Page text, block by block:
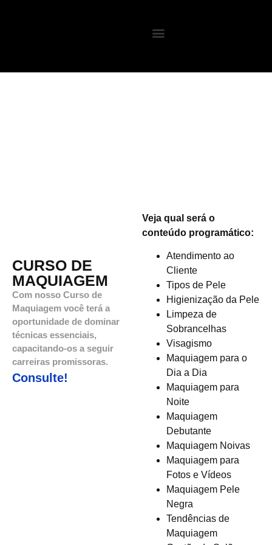
CURSO DE
MAQUIAGEM
Com nosso Curso de
Maquiagem você terá a
oportunidade de dominar
técnicas essenciais,
capacitando-os a seguir
carreiras promissoras.
Consulte!
Veja qual será o
conteúdo programático:
Atendimento ao
Cliente
Tipos de Pele
Higienização da Pele
Limpeza de
Sobrancelhas
Visagismo
Maquiagem para o
Dia a Dia
Maquiagem para
Noite
Maquiagem
Debutante
Maquiagem Noivas
Maquiagem para
Fotos e Vídeos
Maquiagem Pele
Negra
Tendências de
Maquiagem